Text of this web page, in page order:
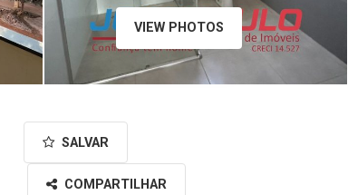
VIEW PHOTOS
SALVAR
COMPARTILHAR